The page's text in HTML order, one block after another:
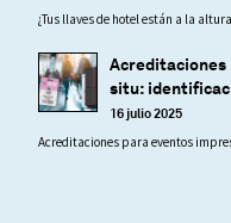
¿Tus llaves de hotel están a la
Acreditaciones
situ:
16 julio 2025
Acreditaciones para eventos